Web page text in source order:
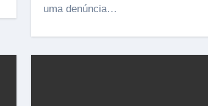
uma denúncia…